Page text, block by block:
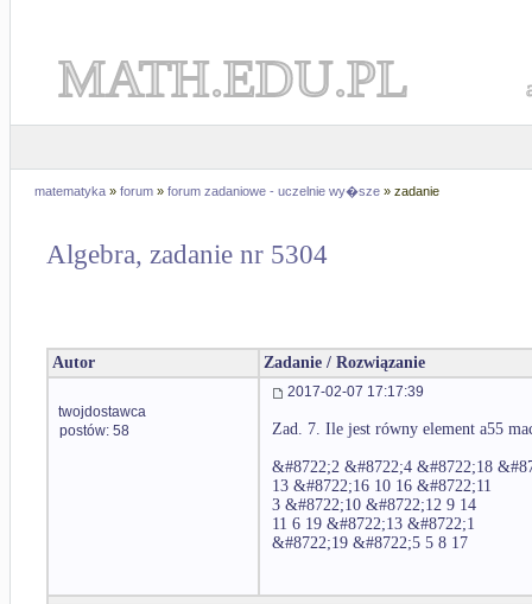
MATH.EDU.PL
matematyka » forum » forum zadaniowe - uczelnie wy�sze » zadanie
Algebra, zadanie nr 5304
Autor Zadanie / Rozwiązanie
twojdostawca
postów: 58
2017-02-07 17:17:39
Zad. 7. Ile jest równy element a55
&#8722;2 &#8722;4 &#8722;18
13 &#8722;16 10 16 &#8722;11
3 &#8722;10 &#8722;12 9 14
11 6 19 &#8722;13 &#8722;1
&#8722;19 &#8722;5 5 8 17